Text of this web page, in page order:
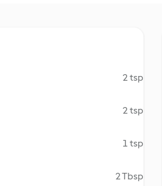
2 tsp
2 tsp
1 tsp
2 Tbsp